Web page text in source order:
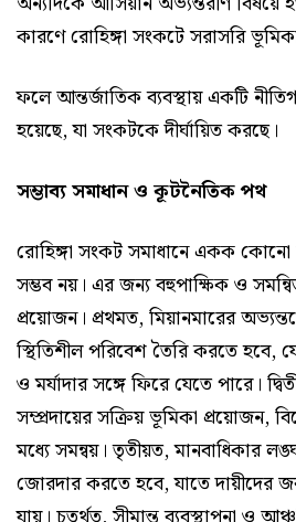
কারণে রোহিঙ্গা সংকটে সরাসরি
ফলে আন্তর্জাতিক ব্যবস্থায় একটি
হয়েছে, যা সংকটকে দীর্ঘায়িত করছে।
সম্ভাব্য সমাধান ও কূটনৈতিক পথ
রোহিঙ্গা সংকট সমাধানে একক কোনো
সম্ভব নয়। এর জন্য বহুপাক্ষিক ও
প্রয়োজন। প্রথমত, মিয়ানমারের
স্থিতিশীল পরিবেশ তৈরি করতে হবে,
ও মর্যাদার সঙ্গে ফিরে যেতে পারে।
সম্প্রদায়ের সক্রিয় ভূমিকা প্রয়োজন,
মধ্যে সমন্বয়। তৃতীয়ত, মানবাধিকার
জোরদার করতে হবে, যাতে দায়ীদের